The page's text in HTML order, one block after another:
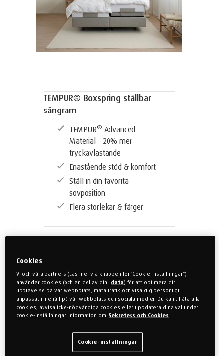
TEMPUR® Boxspring ställbar
sängram
TEMPUR® Advanced
Material - 20% mer
tryckavlastande
Enastående stöd & komfort
Ställ in din favorita
sovposition
Flera storlekar & färger
Kostnadsfri leverans
6 månaders räntefri
betalning med Klarna
15 års garanti på
Cookies
Vi och våra partners (Läs mer via knappen för "Cookie-inställningar")
använder cookies (och en del av din
data) för att optimera din
upplevelse på vår webbplats, mäta trafik och visa dig personligt
anpassat innehåll på vår webbplats och sociala medier. Du kan tillåta alla
cookies, avvisa icke-nödvändiga cookies eller uppdatera dina val under
cookie-inställningar. Information om Sekretess och Cookies
Cookie-inställningar